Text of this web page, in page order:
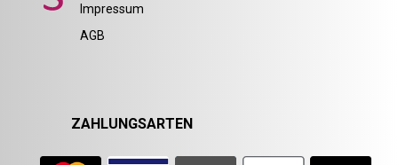
Impressum
AGB
ZAHLUNGSARTEN